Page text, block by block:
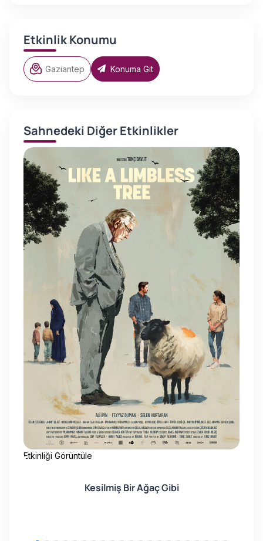
Etkinlik Konumu
Gaziantep Konuma Git
Sahnedeki Diğer Etkinlikler
Etkinliği Görüntüle
Kesilmiş Bir Ağaç Gibi